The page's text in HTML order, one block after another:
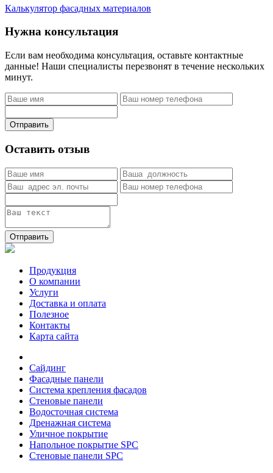
Калькулятор фасадных материалов
Нужна консультация
Если вам необходима консультация, оставьте контактные
данные! Наши специалисты перезвонят в течение нескольких
минут.
Отправить
Оставить отзыв
Отправить
Продукция
О компании
Услуги
Доставка и оплата
Полезное
Контакты
Карта сайта
Сайдинг
Фасадные панели
Система крепления фасадов
Стеновые панели
Водосточная система
Дренажная система
Уличное покрытие
Напольное покрытие SPC
Стеновые панели SPC